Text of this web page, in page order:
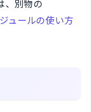
、別物の
ュールの使い方